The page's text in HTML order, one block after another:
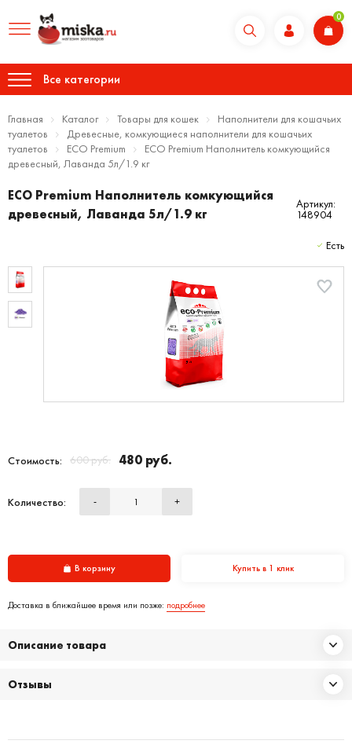
0
Все категории
Главная Каталог Товары для кошек
Наполнители для кошачьих
туалетов
Древесные, комкующиеся наполнители для кошачьих
туалетов
ECO Premium
ECO Premium Наполнитель комкующийся
древесный, Лаванда 5л/1.9 кг
ECO Premium Наполнитель комкующийся
древесный, Лаванда 5л/1.9 кг
Артикул:
148904
Есть
Стоимость: 600 руб. 480 руб.
Количество: - +
В корзину Купить в 1 клик
Доставка в ближайшее время или позже: подробнее
Описание товара
Отзывы